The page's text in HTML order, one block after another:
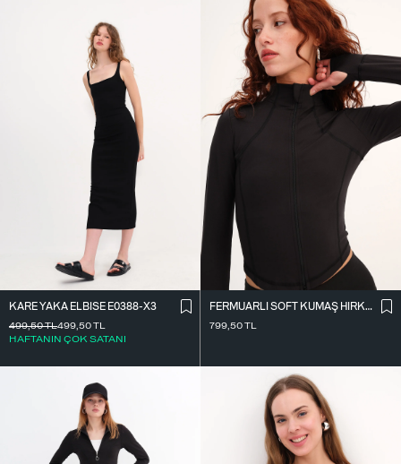
KARE YAKA ELBISE E0388-X3
499,50TL
HAFTANIN ÇOK SATANI
499,50TL
FERMUARLI SOFT KUMAŞ HIRKA H0089
799,50TL